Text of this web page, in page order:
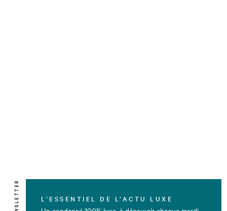
NEWSLETTER L’ESSENTIEL DE L’ACTU LUXE